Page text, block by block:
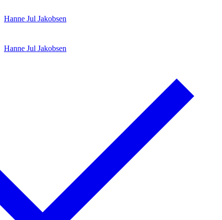
til
Hanne Jul Jakobsen
Hanne Jul Jakobsen